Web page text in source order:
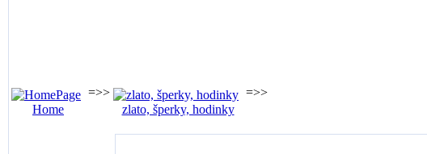
Home
=>>
zlato, šperky, hodinky
=>>